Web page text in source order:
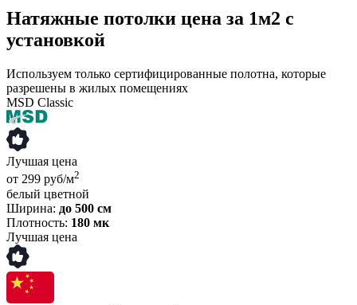
Натяжные потолки цена за 1м2 с
установкой
Используем только сертифицированные полотна, которые
разрешены в жилых помещениях
MSD Classic
Лучшая цена
от 299 руб/м2
белый цветной
Ширина: до 500 см
Плотность: 180 мк
Лучшая цена